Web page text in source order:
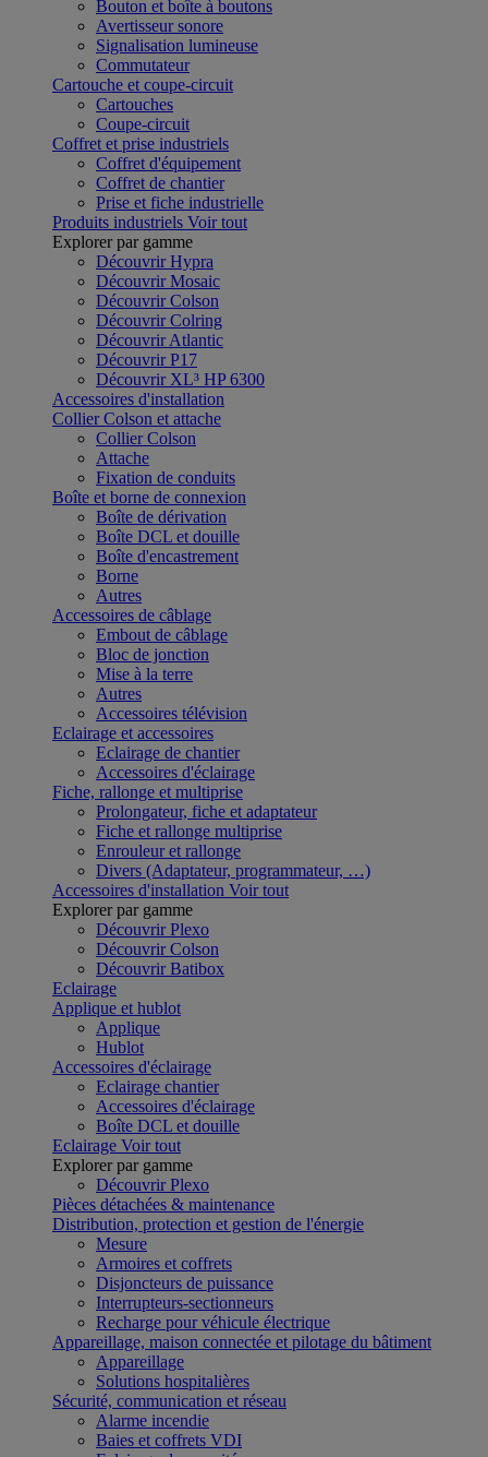
Bouton et boîte à boutons
Avertisseur sonore
Signalisation lumineuse
Commutateur
Cartouche et coupe-circuit
Cartouches
Coupe-circuit
Coffret et prise industriels
Coffret d'équipement
Coffret de chantier
Prise et fiche industrielle
Produits industriels Voir tout
Explorer par gamme
Découvrir Hypra
Découvrir Mosaic
Découvrir Colson
Découvrir Colring
Découvrir Atlantic
Découvrir P17
Découvrir XL³ HP 6300
Accessoires d'installation
Collier Colson et attache
Collier Colson
Attache
Fixation de conduits
Boîte et borne de connexion
Boîte de dérivation
Boîte DCL et douille
Boîte d'encastrement
Borne
Autres
Accessoires de câblage
Embout de câblage
Bloc de jonction
Mise à la terre
Autres
Accessoires télévision
Eclairage et accessoires
Eclairage de chantier
Accessoires d'éclairage
Fiche, rallonge et multiprise
Prolongateur, fiche et adaptateur
Fiche et rallonge multiprise
Enrouleur et rallonge
Divers (Adaptateur, programmateur, …)
Accessoires d'installation Voir tout
Explorer par gamme
Découvrir Plexo
Découvrir Colson
Découvrir Batibox
Eclairage
Applique et hublot
Applique
Hublot
Accessoires d'éclairage
Eclairage chantier
Accessoires d'éclairage
Boîte DCL et douille
Eclairage Voir tout
Explorer par gamme
Découvrir Plexo
Pièces détachées & maintenance
Distribution, protection et gestion de l'énergie
Mesure
Armoires et coffrets
Disjoncteurs de puissance
Interrupteurs-sectionneurs
Recharge pour véhicule électrique
Appareillage, maison connectée et pilotage du bâtiment
Appareillage
Solutions hospitalières
Sécurité, communication et réseau
Alarme incendie
Baies et coffrets VDI